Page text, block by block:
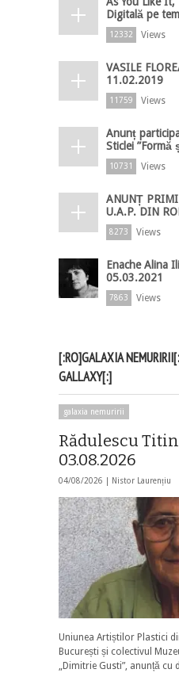
Digitală pe
12332 Views
VASILE
11.02.2019
11759 Views
Anunț
Sticlei ”Formă
10731 Views
ANUNȚ
U.A.P. DIN
8273 Views
Enache Alina
05.03.2021
7863 Views
[:RO]GALAXIA
GALLAXY[:]
galaxia nemuririi
Rădulescu
03.08.2026
04/08/2026 | Nistor Laurențiu
Uniunea Artiștilor Plastici
București și colectivul
„Dimitrie Gusti”, anunță